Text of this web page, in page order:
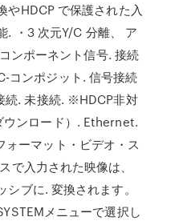
やHDCP で保護された入
. ・3 次元Y/C 分離、 ア
ンポーネント信号. 接続
コンポジット. 信号接続
続. 未接続. ※HDCP非対
ウンロード）. Ethernet.
ォーマット・ビデオ・ス
で入力された映像は、
ブに. 変換されます。
メニューで選択し